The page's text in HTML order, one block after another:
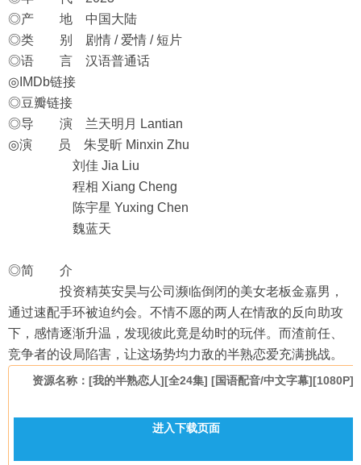
◎产 地 中国大陆
◎类 别 剧情 / 爱情 / 短片
◎语 言 汉语普通话
◎IMDb链接
◎豆瓣链接
◎导 演 兰天明月 Lantian
◎演 员 朱旻昕 Minxin Zhu
刘佳 Jia Liu
程相 Xiang Cheng
陈宇星 Yuxing Chen
魏蓝天
◎简 介
投资精英安昊与公司濒临倒闭的美女老板金嘉男，
通过速配手环被迫约会。不情不愿的两人在情敌的反向助攻
下，感情逐渐升温，发现彼此竟是幼时的玩伴。而渣前任、
竞争者的设局陷害，让这场势均力敌的半熟恋爱充满挑战。
资源名称：[我的半熟恋人][全24集] [国语配音/中文字幕][1080P]
进入下载页面